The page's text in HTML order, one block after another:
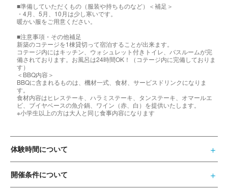
■準備していただくもの（服装や持ちものなど）＜補足＞
・4月、5月、10月は少し寒いです。
暖かい服をご用意ください。
■注意事項・その他補足
新築のコテージを1棟貸切って宿泊することが出来ます。
コテージ内にはキッチン、ウォシュレット付きトイレ、バスルームが完
備されております。お風呂は24時間OK！（コテージ内に完備しておりま
す）
＜BBQ内容＞
BBQに含まれるものは、機材一式、食材、サービスドリンクになりま
す。
食材内容はヒレステーキ、ハラミステーキ、タンステーキ、オマールエ
ビ、ブイヤベースの魚介鍋、ワイン（赤、白）を提供いたします。
※小学生以上の方は大人と同じ食事内容になります
体験時間について
開催条件について